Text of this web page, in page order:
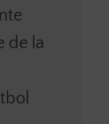
de la